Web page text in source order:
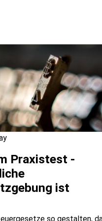
Praxistest -
ist
so gestalten,